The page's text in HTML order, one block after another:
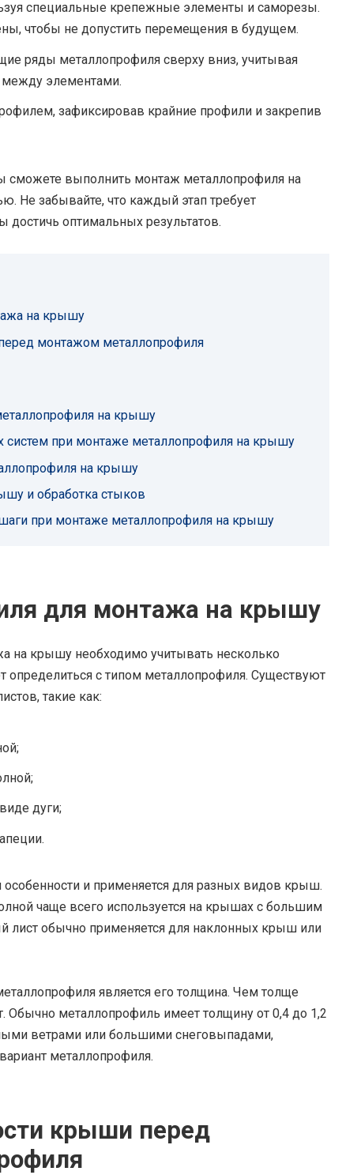
специальные крепежные элементы и саморезы.
чтобы не допустить перемещения в будущем.
ряды металлопрофиля сверху вниз, учитывая
элементами.
зафиксировав крайние профили и закрепив
сможете выполнить монтаж металлопрофиля на
Не забывайте, что каждый этап требует
достичь оптимальных результатов.
на крышу
монтажом металлопрофиля
на крышу
систем при монтаже металлопрофиля на крышу
на крышу
и обработка стыков
при монтаже металлопрофиля на крышу
для монтажа на крышу
на крышу необходимо учитывать несколько
с типом металлопрофиля. Существуют
такие как:
дуги;
и применяется для разных видов крыш.
чаще всего используется на крышах с большим
лист обычно применяется для наклонных крыш или
является его толщина. Чем толще
Обычно металлопрофиль имеет толщину от 0,4 до 1,2
ветрами или большими снеговыпадами,
металлопрофиля.
крыши перед